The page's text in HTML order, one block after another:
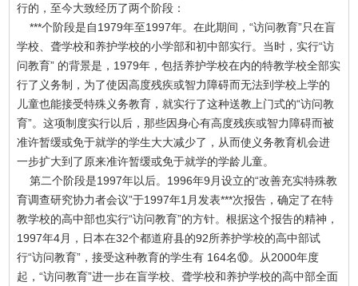
行的，至今大致经历了两个阶段：
***个阶段是自1979年至1997年。在此期间，“访问教育”只在盲
学校、聋学校和养护学校的小学部和初中部实行。当时，实行“访
问教育” 的背景是，1979年，包括养护学校在内的特教学校全部实
行了义务制，为了使因高度残疾或智力障碍而无法到学校上学的
儿童也能接受特殊义务教育，就实行了这种送教上门式的“访问教
育”。这项制度实行以后，那些因身心有高度残疾或智力障碍而被
准许暂缓或免于就学的学生大大减少了，从而使义务教育机会进
一步扩大到了原来准许暂缓或免于就学的学龄儿童。
第二个阶段是1997年以后。1996年9月设立的“改善充实特殊教
育调查研究协力者会议”于1997年1月发表***次报告，确定了在特
教学校的高中部也实行“访问教育”的方针。根据这个报告的精神，
1997年4月，日本在32个都道府县的92所养护学校的高中部试
行“访问教育”，接受这种教育的学生有 164名⑩。从2000年度
起，“访问教育”进一步在盲学校、聋学校和养护学校的高中部全面